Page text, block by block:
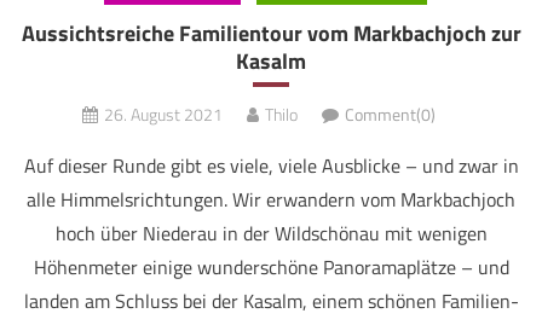
Aussichtsreiche Familientour vom Markbachjoch zur
Kasalm
26. August 2021 Thilo Comment(0)
Auf dieser Runde gibt es viele, viele Ausblicke – und zwar in
alle Himmelsrichtungen. Wir erwandern vom Markbachjoch
hoch über Niederau in der Wildschönau mit wenigen
Höhenmeter einige wunderschöne Panoramaplätze – und
landen am Schluss bei der Kasalm, einem schönen Familien-